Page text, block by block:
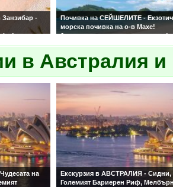
-
Почивка на СЕЙШЕЛИТЕ -
морска почивка на о-в Махе!
6 нощувки със закуски и вечери!
Настаняване в 4 и 5-звездни
в Австралия
на
Екскурзия в АВСТРАЛИЯ - Сидни,
Големият Бариерен Риф,